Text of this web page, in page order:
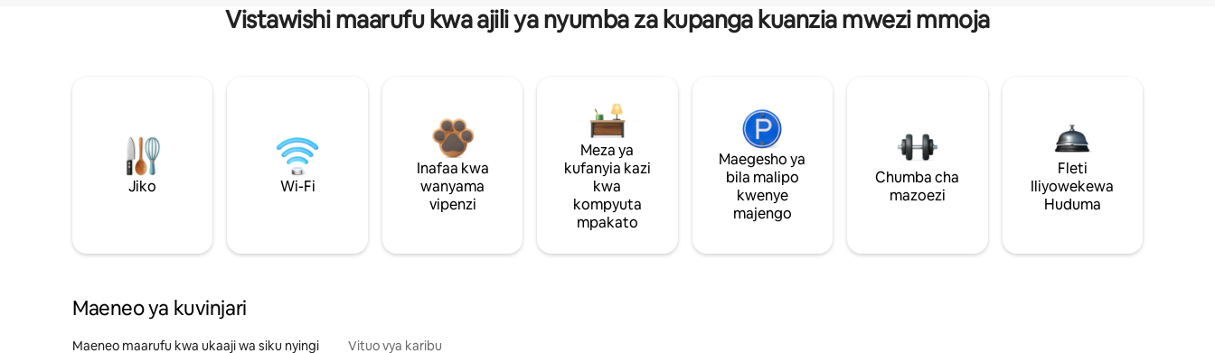
Vistawishi maarufu kwa ajili ya nyumba za kupanga kuanzia mwezi mmoja
Jiko Wi-Fi
Inafaa kwa
wanyama
vipenzi
Meza ya
kufanyia kazi
kwa
kompyuta
mpakato
Maegesho ya
bila malipo
kwenye
majengo
Chumba cha
mazoezi
Fleti
Iliyowekewa
Huduma
Maeneo ya kuvinjari
Maeneo maarufu kwa ukaaji wa siku nyingi Vituo vya karibu